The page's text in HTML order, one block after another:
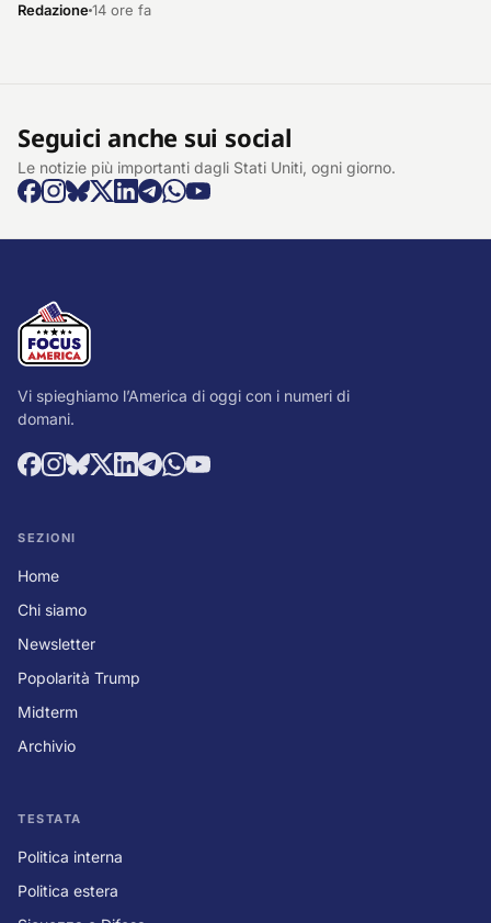
Redazione14 ore fa
Seguici anche sui social
Le notizie più importanti dagli Stati Uniti, ogni giorno.
Vi spieghiamo l’America di oggi con i numeri di
domani.
SEZIONI
Home
Chi siamo
Newsletter
Popolarità Trump
Midterm
Archivio
TESTATA
Politica interna
Politica estera